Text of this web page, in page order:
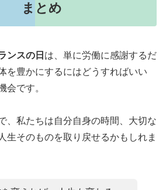
まとめ
ンスの日 は、単に労働に感謝するだ
を豊かにするにはどうすればいい
会です。
、私たちは自分自身の時間、大切な
生そのものを取り戻せるかもしれま